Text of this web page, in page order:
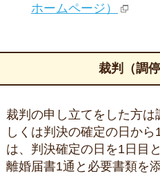
ホームページ）
裁判（調
裁判の申し立てをした方は
しくは判決の確定の日か
は、判決確定の日を1日目
離婚届書1通と必要書類を